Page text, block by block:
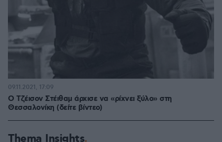
Ο Τζέισον Στέιθαμ άρχισε να «ρίχνει ξύλο» στη
Θεσσαλονίκη (δείτε βίντεο)
09.11.2021, 17:09
Thema Insights